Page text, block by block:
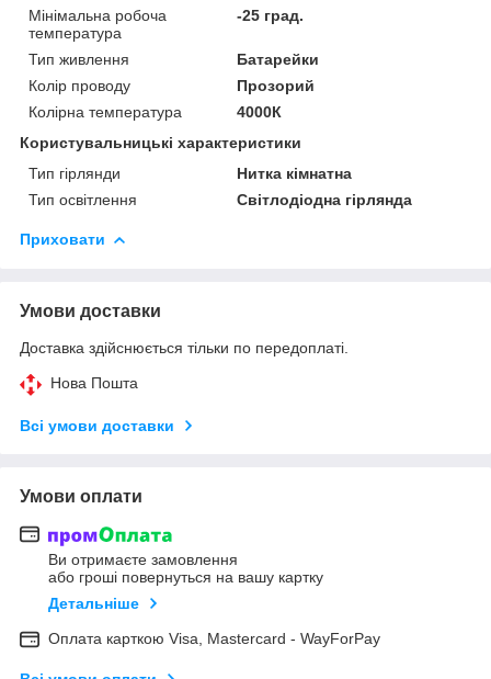
Мінімальна робоча
температура
-25 град.
Тип живлення
Батарейки
Колір проводу
Прозорий
Колірна температура
4000К
Користувальницькі характеристики
Тип гірлянди
Нитка кімнатна
Тип освітлення
Світлодіодна гірлянда
Приховати
Умови доставки
Доставка здійснюється тільки по передоплаті.
Нова Пошта
Всі умови доставки
Умови оплати
Ви отримаєте замовлення
або гроші повернуться на вашу картку
Детальніше
Оплата карткою Visa, Mastercard - WayForPay